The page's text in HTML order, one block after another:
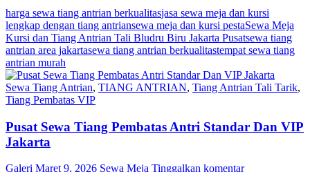
harga sewa tiang antrian berkualitasjasa sewa meja dan kursi
lengkap dengan tiang antriansewa meja dan kursi pestaSewa Meja
Kursi dan Tiang Antrian Tali Bludru Biru Jakarta Pusatsewa tiang
antrian area jakartasewa tiang antrian berkualitastempat sewa tiang
antrian murah
Sewa Tiang Antrian, TIANG ANTRIAN, Tiang Antrian Tali Tarik,
Tiang Pembatas VIP
Pusat Sewa Tiang Pembatas Antri Standar Dan VIP
Jakarta
Galeri Maret 9, 2026 Sewa Meja Tinggalkan komentar